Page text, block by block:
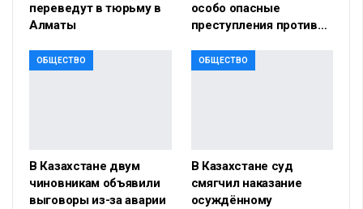
переведут в тюрьму в
Алматы
особо опасные
преступления против…
ОБЩЕСТВО
В Казахстане двум
чиновникам объявили
выговоры из-за аварии
ОБЩЕСТВО
В Казахстане суд
смягчил наказание
осуждённому